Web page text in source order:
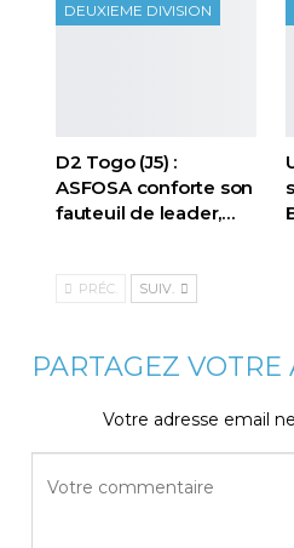
DEUXIEME DIVISION
D2 Togo (J5) :
ASFOSA conforte son
fauteuil de leader,…
PRÉC. SUIV.
PARTAGEZ VOTRE
Votre adresse email